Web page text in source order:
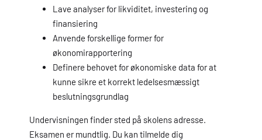
Lave analyser for likviditet, investering og
finansiering
Anvende forskellige former for
økonomirapportering
Definere behovet for økonomiske data for at
kunne sikre et korrekt ledelsesmæssigt
beslutningsgrundlag
Undervisningen finder sted på skolens adresse.
Eksamen er mundtlig. Du kan tilmelde dig